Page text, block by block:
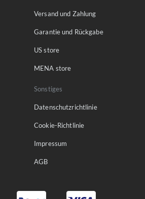
Versand und Zahlung
Garantie und Rückgabe
US store
MENA store
Sonstiges
Datenschutzrichtlinie
Cookie-Richtlinie
Impressum
AGB